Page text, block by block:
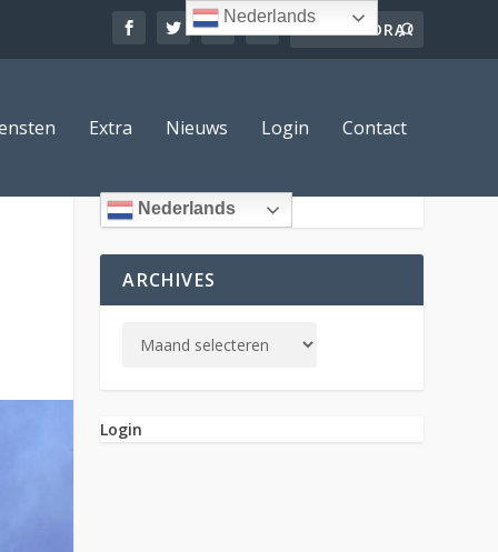
Extra Nieuws Login Contact
Nederlands
ARCHIVES
Login
Nederlands